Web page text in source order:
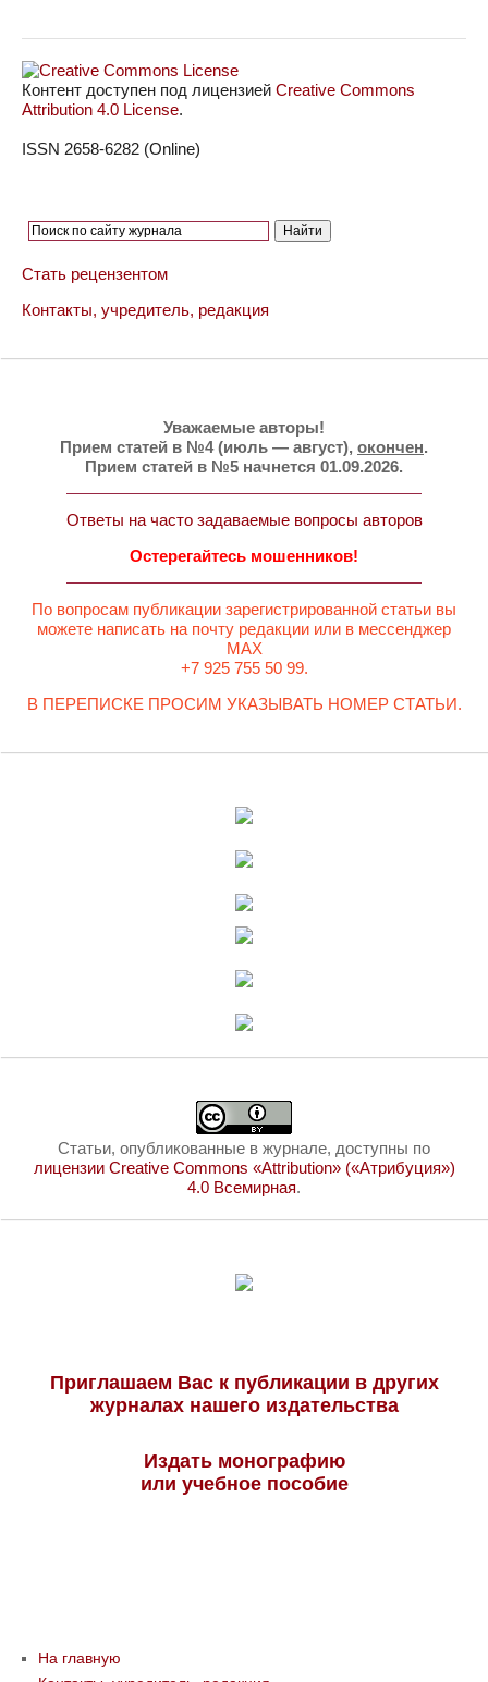
Контент доступен под лицензией Creative Commons
Attribution 4.0 License.
ISSN 2658-6282 (Online)
Стать рецензентом
Контакты, учредитель, редакция
Уважаемые авторы!
Прием статей в №4 (июль — август), окончен.
Прием статей в №5 начнется 01.09.2026.
Ответы на часто задаваемые вопросы авторов
Остерегайтесь мошенников!
По вопросам публикации зарегистрированной статьи вы
можете написать на почту редакции или в мессенджер
MAX
+7 925 755 50 99.
В ПЕРЕПИСКЕ ПРОСИМ УКАЗЫВАТЬ НОМЕР СТАТЬИ.
Статьи, опубликованные в журнале, доступны по
лицензии Creative Commons «Attribution» («Атрибуция»)
4.0 Всемирная.
Приглашаем Вас к публикации в других
журналах нашего издательства
Издать монографию
или учебное пособие
На главную